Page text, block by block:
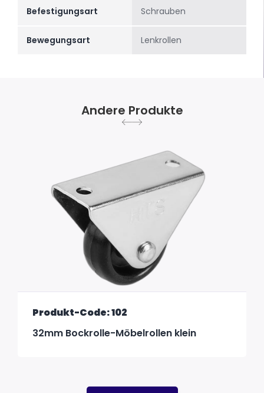
Befestigungsart Schrauben
Bewegungsart Lenkrollen
Andere Produkte
Produkt-Code: 102
32mm Bockrolle-Möbelrollen klein